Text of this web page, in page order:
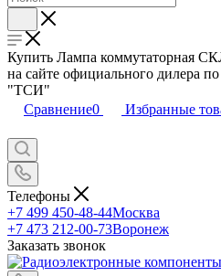
Купить Лампа коммутаторная
на сайте официального дилера
"ТСИ"
Сравнение0 Избранные
Телефоны
+7 499 450-48-44Москва
+7 473 212-00-73Воронеж
Заказать звонок